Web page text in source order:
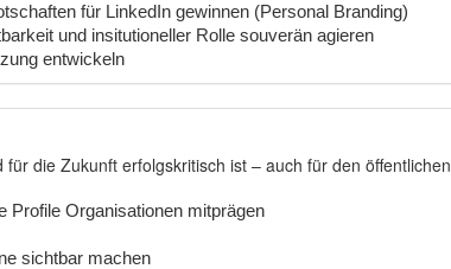
für LinkedIn gewinnen (Personal Branding)
und insitutioneller Rolle souverän agieren
entwickeln
die Zukunft erfolgskritisch ist – auch für den öffentlichen
Profile Organisationen mitprägen
sichtbar machen